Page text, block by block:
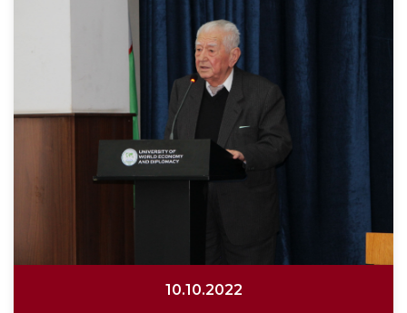
10.10.2022